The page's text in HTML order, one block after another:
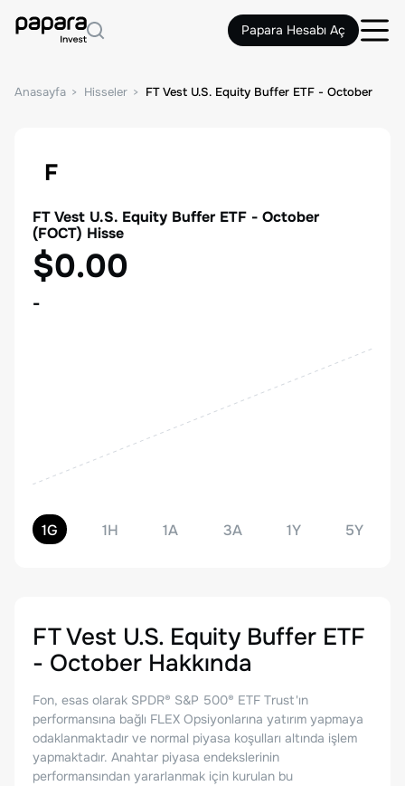
Papara Hesabı Aç
Anasayfa Hisseler FT Vest U.S. Equity Buffer ETF - October
F
FT Vest U.S. Equity Buffer ETF - October
(FOCT) Hisse
$0.00
-
1G 1H 1A 3A 1Y 5Y
FT Vest U.S. Equity Buffer ETF
- October Hakkında
Fon, esas olarak SPDR® S&P 500® ETF Trust'ın
performansına bağlı FLEX Opsiyonlarına yatırım yapmaya
odaklanmaktadır ve normal piyasa koşulları altında işlem
yapmaktadır. Anahtar piyasa endekslerinin
performansından yararlanmak için kurulan bu